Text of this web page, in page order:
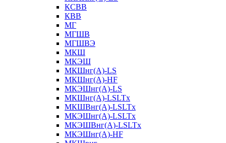
КСВВ
КВВ
МГ
МГШВ
МГШВЭ
МКШ
МКЭШ
МКШнг(А)-LS
МКШнг(А)-HF
МКЭШнг(А)-LS
МКШнг(А)-LSLTx
МКШВнг(A)-LSLTx
МКЭШнг(А)-LSLTx
МКЭШВнг(A)-LSLTx
МКЭШнг(А)-HF